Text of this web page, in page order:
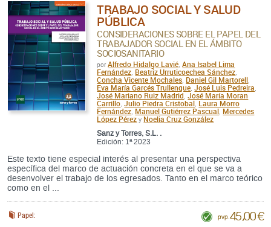
TRABAJO SOCIAL Y SALUD
PÚBLICA
CONSIDERACIONES SOBRE EL PAPEL DEL
TRABAJADOR SOCIAL EN EL ÁMBITO
SOCIOSANITARIO
por Alfredo Hidalgo Lavié Ana Isabel Lima
Fernández Beatriz Urruticoechea Sánchez
Concha Vicente Mochales Daniel Gil Martorell
Eva María Garcés Trullenque José Luis Pedreira
José Mariano Ruiz Madrid José María Moran
Carrillo Julio Piedra Cristobal Laura Morro
Fernández Manuel Gutiérrez Pascual Mercedes
López Pérez y Noelia Cruz González
Sanz y Torres, S.L. .
Edición: 1ª 2023
Este texto tiene especial interés al presentar una perspectiva
específica del marco de actuación concreta en el que se va a
desenvolver el trabajo de los egresados. Tanto en el marco teórico
como en el ...
Papel: pvp. 45,00 €